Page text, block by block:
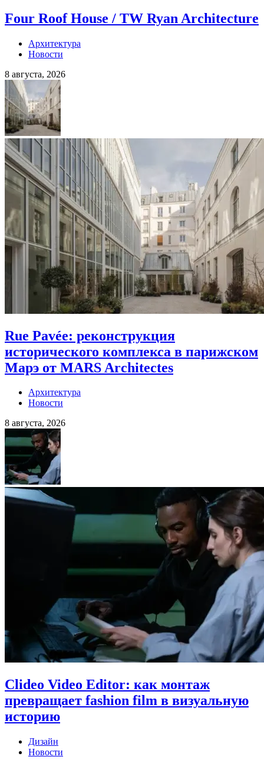
Four Roof House / TW Ryan Architecture
Архитектура
Новости
8 августа, 2026
Rue Pavée: реконструкция
исторического комплекса в парижском
Марэ от MARS Architectes
Архитектура
Новости
8 августа, 2026
Clideo Video Editor: как монтаж
превращает fashion film в визуальную
историю
Дизайн
Новости